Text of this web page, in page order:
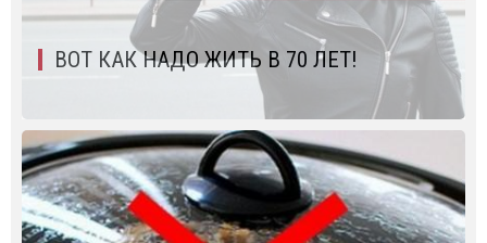
ВОТ КАК НАДО ЖИТЬ В 70 ЛЕТ!